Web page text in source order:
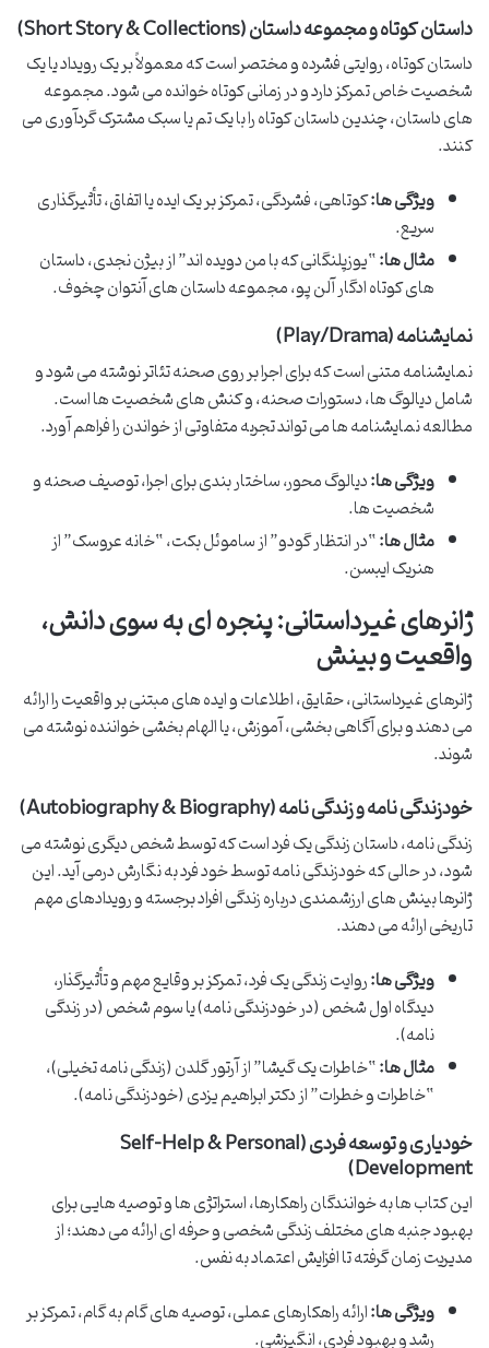
داستان کوتاه و مجموعه داستان (Short Story & Collections)
داستان کوتاه، روایتی فشرده و مختصر است که معمولاً بر یک رویداد یا یک
شخصیت خاص تمرکز دارد و در زمانی کوتاه خوانده می شود. مجموعه
های داستان، چندین داستان کوتاه را با یک تم یا سبک مشترک گردآوری می
کنند.
ویژگی ها:کوتاهی، فشردگی، تمرکز بر یک ایده یا اتفاق، تأثیرگذاری
سریع.
مثال ها:“یوزپلنگانی که با من دویده اند” از بیژن نجدی، داستان
های کوتاه ادگار آلن پو، مجموعه داستان های آنتوان چخوف.
نمایشنامه (Play/Drama)
نمایشنامه متنی است که برای اجرا بر روی صحنه تئاتر نوشته می شود و
شامل دیالوگ ها، دستورات صحنه، و کنش های شخصیت ها است.
مطالعه نمایشنامه ها می تواند تجربه متفاوتی از خواندن را فراهم آورد.
ویژگی ها:دیالوگ محور، ساختار بندی برای اجرا، توصیف صحنه و
شخصیت ها.
مثال ها:“در انتظار گودو” از ساموئل بکت، “خانه عروسک” از
هنریک ایبسن.
ژانرهای غیرداستانی: پنجره ای به سوی دانش،
واقعیت و بینش
ژانرهای غیرداستانی، حقایق، اطلاعات و ایده های مبتنی بر واقعیت را ارائه
می دهند و برای آگاهی بخشی، آموزش، یا الهام بخشی خواننده نوشته می
شوند.
خودزندگی نامه و زندگی نامه (Autobiography & Biography)
زندگی نامه، داستان زندگی یک فرد است که توسط شخص دیگری نوشته می
شود، در حالی که خودزندگی نامه توسط خود فرد به نگارش درمی آید. این
ژانرها بینش های ارزشمندی درباره زندگی افراد برجسته و رویدادهای مهم
تاریخی ارائه می دهند.
ویژگی ها:روایت زندگی یک فرد، تمرکز بر وقایع مهم و تأثیرگذار،
دیدگاه اول شخص (در خودزندگی نامه) یا سوم شخص (در زندگی
نامه).
مثال ها:“خاطرات یک گیشا” از آرتور گلدن (زندگی نامه تخیلی)،
“خاطرات و خطرات” از دکتر ابراهیم یزدی (خودزندگی نامه).
خودیاری و توسعه فردی (Self-Help & Personal
Development)
این کتاب ها به خوانندگان راهکارها، استراتژی ها و توصیه هایی برای
بهبود جنبه های مختلف زندگی شخصی و حرفه ای ارائه می دهند؛ از
مدیریت زمان گرفته تا افزایش اعتماد به نفس.
ویژگی ها:ارائه راهکارهای عملی، توصیه های گام به گام، تمرکز بر
رشد و بهبود فردی، انگیزشی.